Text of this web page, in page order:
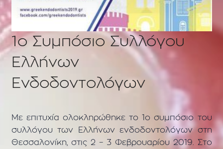
1o Συμπόσιο Συλλόγου
Ελλήνων
Ενδοδοντολόγων
Με επιτυχία ολοκληρώθηκε το 1ο συμπόσιο του
συλλόγου των Ελλήνων ενδοδοντολόγων στη
Θεσσαλονίκη, στις 2 – 3 Φεβρουαρίου 2019. Στο